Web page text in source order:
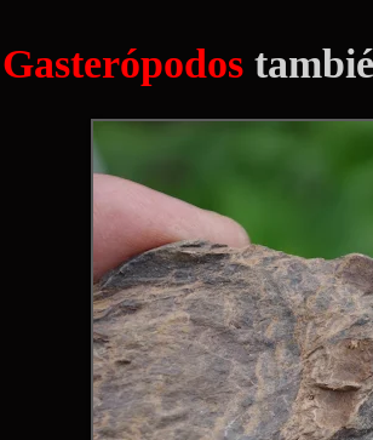
Gasterópodos